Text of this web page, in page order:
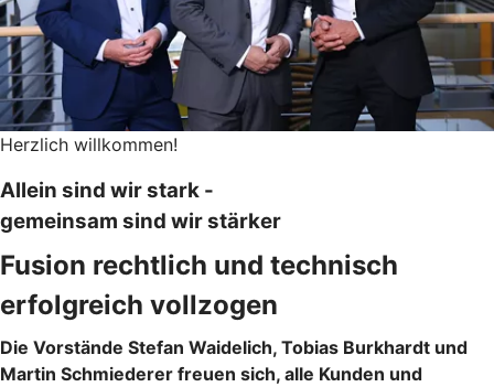
Herzlich willkommen!
Allein sind wir stark -
gemeinsam sind wir stärker
Fusion rechtlich und technisch
erfolgreich vollzogen
Die Vorstände Stefan Waidelich, Tobias Burkhardt und
Martin Schmiederer freuen sich, alle Kunden und